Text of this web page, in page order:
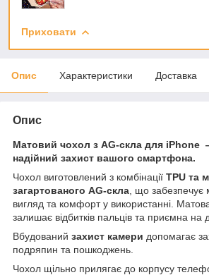
Приховати
Опис Характеристики Доставка
Опис
Матовий чохол з AG-скла для iPhone
надійний захист вашого смартфона.
Чохол виготовлений з комбінації TPU та
загартованого AG-скла , що забезпечує
вигляд та комфорт у використанні.
залишає відбитків пальців та приємна на
Вбудований захист камери допомагає
подряпин та пошкоджень.
Чохол щільно прилягає до корпусу